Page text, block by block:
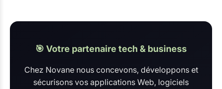
🎯 Votre partenaire tech & business
Chez Novane nous concevons, développons et
sécurisons vos applications Web, logiciels